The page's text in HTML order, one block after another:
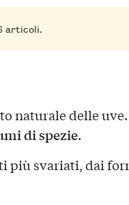
articoli.
naturale delle
di spezie.
più svariati, dai